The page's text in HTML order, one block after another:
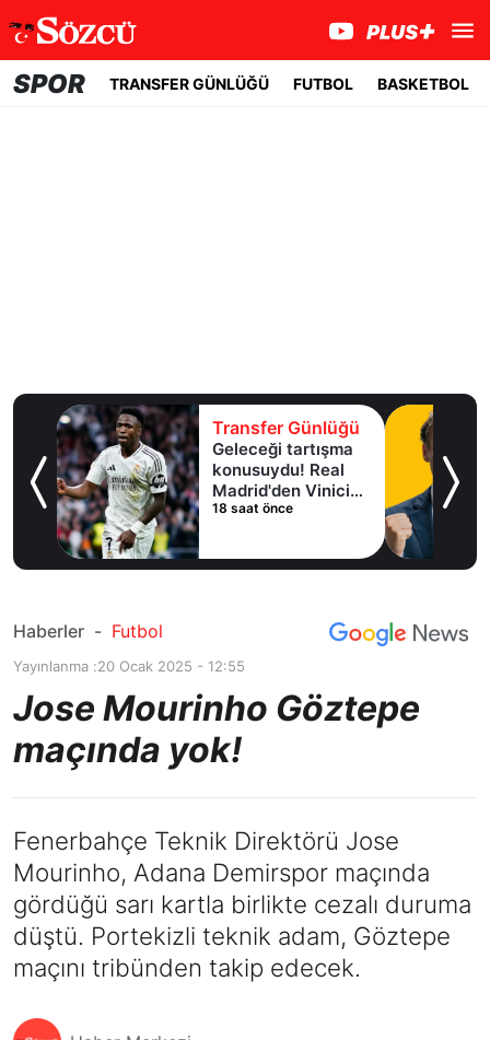
SPOR TRANSFER GÜNLÜĞÜ FUTBOL BASKETBOL
Transfer Günlüğü
Geleceği tartışma
konusuydu! Real
Madrid'den Vinicius
Junior kararı
18 saat önce
Haberler - Futbol
Yayınlanma :20 Ocak 2025 - 12:55
Jose Mourinho Göztepe
maçında yok!
Fenerbahçe Teknik Direktörü Jose
Mourinho, Adana Demirspor maçında
gördüğü sarı kartla birlikte cezalı duruma
düştü. Portekizli teknik adam, Göztepe
maçını tribünden takip edecek.